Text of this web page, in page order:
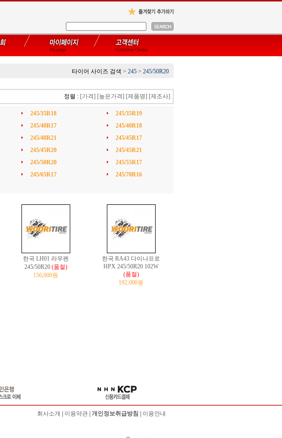
타이어 사이즈 검색 > 245 > 245/50R20
정렬 : [가격] [높은가격] [제품명] [제조사]
245/35R18
245/35R19
245/40R17
245/40R18
245/40R21
245/45R17
245/45R20
245/45R21
245/50R20
245/55R17
245/65R17
245/70R16
한국 LH01 라우펜
245/50R20 (품절)
156,000원
한국 RA43 다이나프로
HPX 245/50R20 102W
(품절)
192,000원
회사소개 이용약관 개인정보취급방침 이용안내